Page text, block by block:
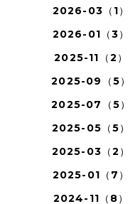
2026-03（1）
2026-01（3）
2025-11（2）
2025-09（5）
2025-07（5）
2025-05（5）
2025-03（2）
2025-01（7）
2024-11（8）